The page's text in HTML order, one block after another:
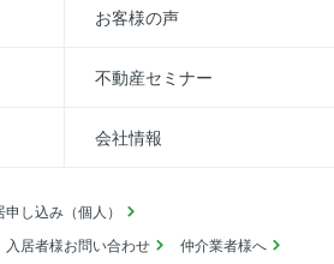
お客様の声
不動産セミナー
会社情報
申し込み（個人）
入居者様お問い合わせ
仲介業者様へ